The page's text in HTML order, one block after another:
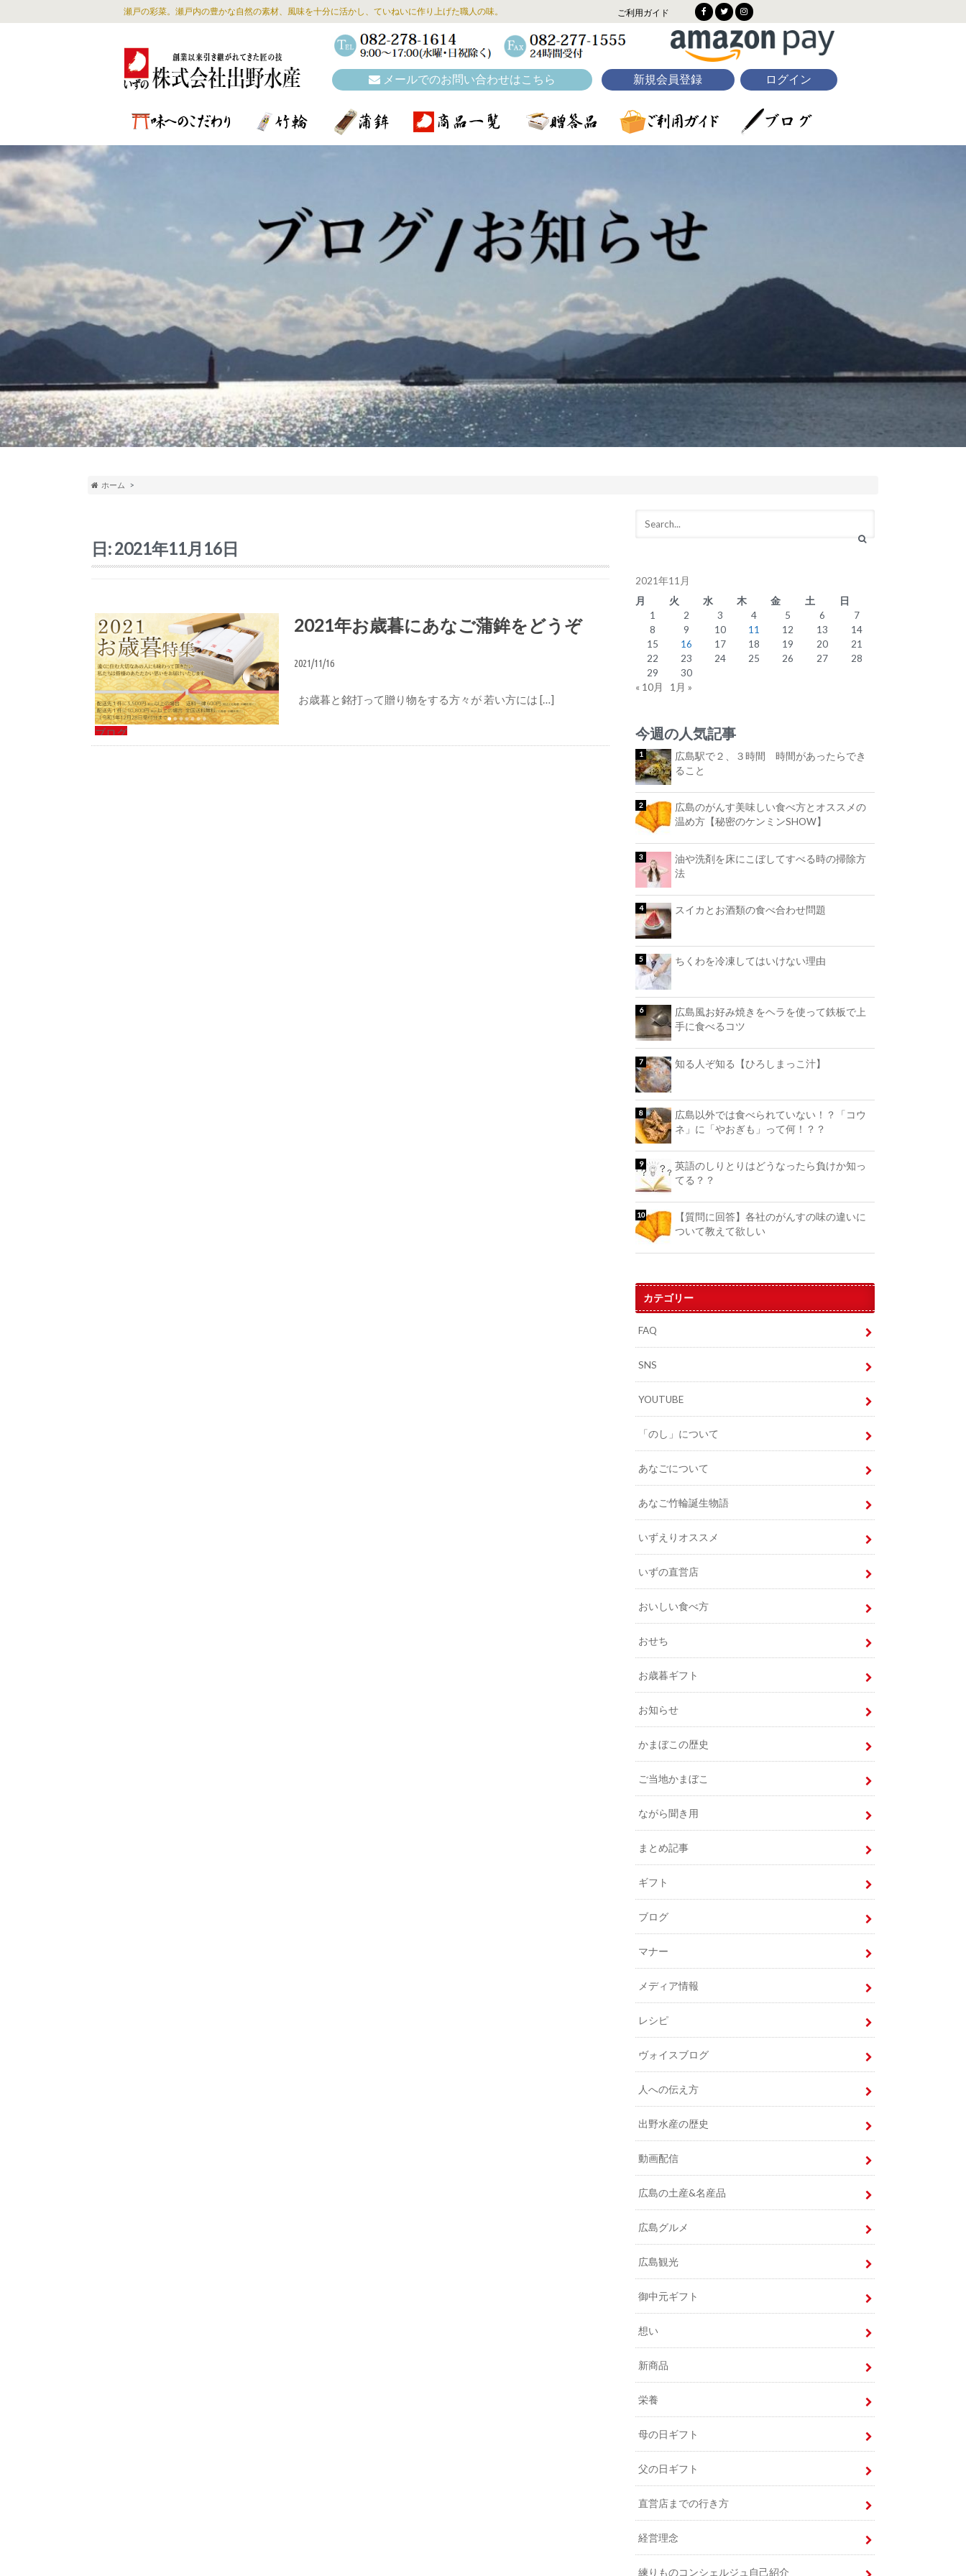
瀬戸の彩菜。瀬戸内の豊かな自然の素材、風味を十分に活かし、ていねいに作り上げた職人の味。 ご利用ガイド
メールでのお問い合わせはこちら 新規会員登録 ログイン
ホーム
日:2021年11月16日
ブログ
2021年お歳暮にあなご蒲鉾をどうぞ
2021/11/16
お歳暮と銘打って贈り物をする方々が 若い方には […]
2021年11月
月
火 水 木 金 土
日
1
2 3 4 5 6
7
8
9 10 11 12 13
14
15
16 17 18 19 20
21
22
23 24 25 26 27
28
29
30
« 10月
1月 »
今週の人気記事
広島駅で２、３時間 時間があったらでき
ること
広島のがんす美味しい食べ方とオススメの
温め方【秘密のケンミンSHOW】
油や洗剤を床にこぼしてすべる時の掃除方
法
スイカとお酒類の食べ合わせ問題
ちくわを冷凍してはいけない理由
広島風お好み焼きをヘラを使って鉄板で上
手に食べるコツ
知る人ぞ知る【ひろしまっこ汁】
広島以外では食べられていない！？「コウ
ネ」に「やおぎも」って何！？？
英語のしりとりはどうなったら負けか知っ
てる？？
【質問に回答】各社のがんすの味の違いに
ついて教えて欲しい
カテゴリー
FAQ
SNS
YOUTUBE
「のし」について
あなごについて
あなご竹輪誕生物語
いずえりオススメ
いずの直営店
おいしい食べ方
おせち
お歳暮ギフト
お知らせ
かまぼこの歴史
ご当地かまぼこ
ながら聞き用
まとめ記事
ギフト
ブログ
マナー
メディア情報
レシピ
ヴォイスブログ
人への伝え方
出野水産の歴史
動画配信
広島の土産&名産品
広島グルメ
広島観光
御中元ギフト
想い
新商品
栄養
母の日ギフト
父の日ギフト
直営店までの行き方
経営理念
練りものコンシェルジュ自己紹介